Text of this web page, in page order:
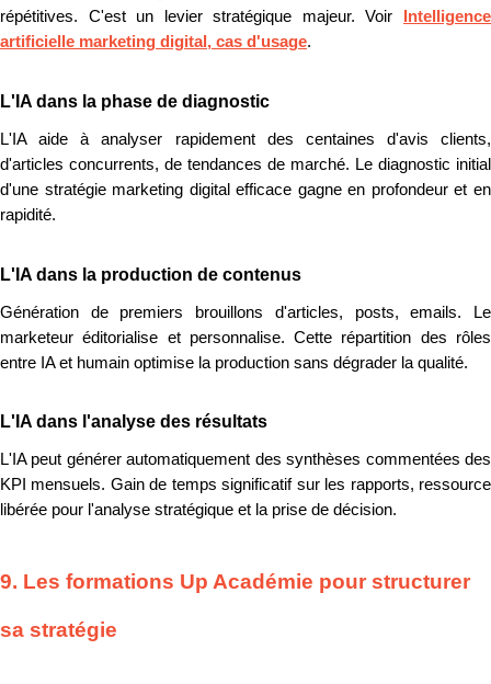
répétitives. C'est un levier stratégique majeur. Voir
Intelligence
artificielle marketing digital, cas d'usage.
L'IA dans la phase de diagnostic
L'IA aide à analyser rapidement des centaines d'avis clients,
d'articles concurrents, de tendances de marché. Le diagnostic initial
d'une stratégie marketing digital efficace gagne en profondeur et en
rapidité.
L'IA dans la production de contenus
Génération de premiers brouillons d'articles, posts, emails. Le
marketeur éditorialise et personnalise. Cette répartition des rôles
entre IA et humain optimise la production sans dégrader la qualité.
L'IA dans l'analyse des résultats
L'IA peut générer automatiquement des synthèses commentées des
KPI mensuels. Gain de temps significatif sur les rapports, ressource
libérée pour l'analyse stratégique et la prise de décision.
9. Les formations Up Académie pour structurer
sa stratégie